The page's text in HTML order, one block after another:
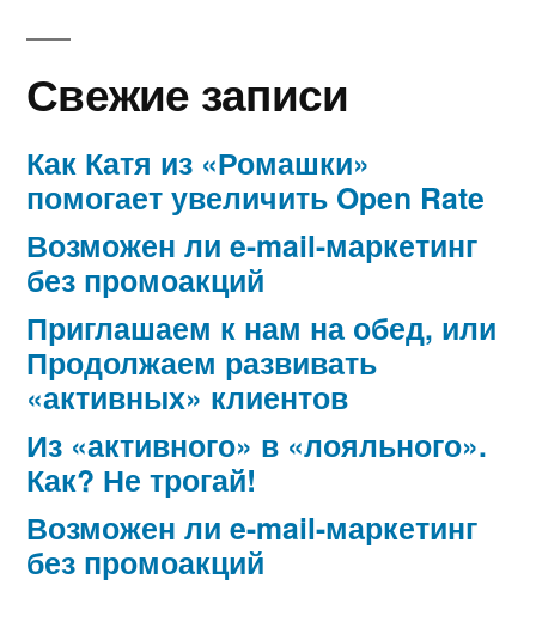
Свежие записи
Как Катя из «Ромашки»
помогает увеличить Open Rate
Возможен ли e-mail-маркетинг
без промоакций
Приглашаем к нам на обед, или
Продолжаем развивать
«активных» клиентов
Из «активного» в «лояльного».
Как? Не трогай!
Возможен ли e-mail-маркетинг
без промоакций